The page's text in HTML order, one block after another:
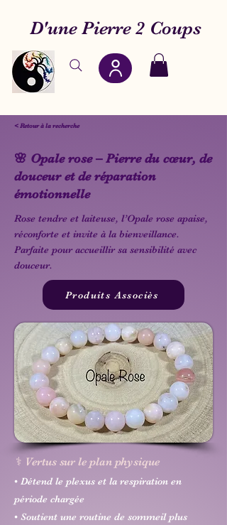
D'une Pierre 2 Coups
< Retour à la recherche
🌸 Opale rose – Pierre du cœur, de
douceur et de réparation
émotionnelle
Rose tendre et laiteuse, l’Opale rose apaise,
réconforte et invite à la bienveillance.
Parfaite pour accueillir sa sensibilité avec
douceur.
Produits Associès
⚕️ Vertus sur le plan physique
• Détend le plexus et la respiration en
période chargée
• Soutient une routine de sommeil plus